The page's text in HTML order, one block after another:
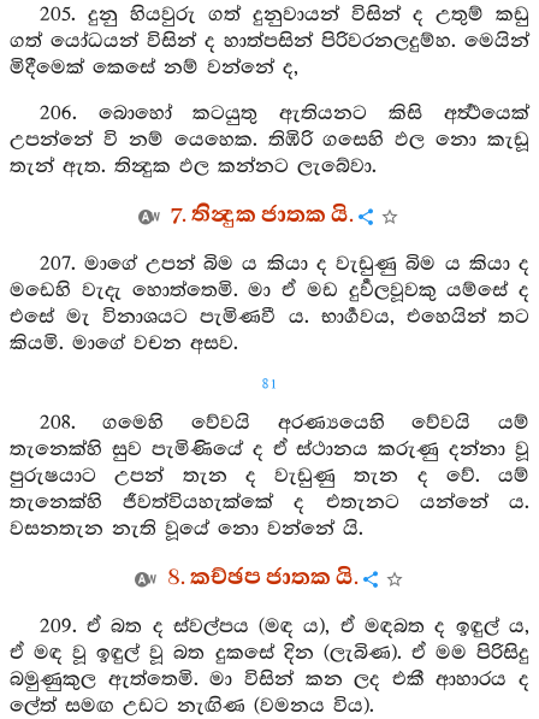
205. දුනු හියවුරු ගත් දුනුවායන් විසින් ද උතුම් කඩු
ගත් යෝධයන් විසින් ද හාත්පසින් පිරිවරනලදුම්හ. මෙයින්
මිදීමෙක් කෙසේ නම් වන්නේ ද,
206. බොහෝ කටයුතු ඇතියනට කිසි අර්‍ත්‍ථයෙක්
උපන්නේ වි නම් යෙහෙක. තිඹිරි ගසෙහි ඵල නො කැඩූ
තැන් ඇත. තින්‍දුක ඵල කන්නට ලැබේවා.
7. තින්‍දුක ජාතක යි.
207. මාගේ උපන් බිම ය කියා ද වැඩුණු බිම ය කියා ද
මඩෙහි වැදැ හොත්තෙමි. මා ඒ මඩ දුර්‍වලවූවකු යම්සේ ද
එසේ මැ විනාශයට පැමිණවී ය. භාර්‍ගවය, එහෙයින් තට
කියමි. මාගේ වචන අසව.
81
208. ගමෙහි වේවයි අරණ්‍යයෙහි වේවයි යම්
තැනෙක්හි සුව පැමිණියේ ද ඒ ස්ථානය කරුණු දන්නා වූ
පුරුෂයාට උපන් තැන ද වැඩුණු තැන ද වේ. යම්
තැනෙක්හි ජීවත්වියහැක්කේ ද එතැනට යන්නේ ය.
වසනතැන නැති වූයේ නො වන්නේ යි.
8. කච්ඡප ජාතක යි.
209. ඒ බත ද ස්වල්පය (මඳ ය), ඒ මඳබත ද ඉඳුල් ය,
ඒ මඳ වූ ඉඳුල් වූ බත දුකසේ දින (ලැබිණ). ඒ මම පිරිසිදු
බමුණුකුල ඇත්තෙමි. මා විසින් කන ලද එකී ආහාරය ද
ලේත් සමඟ උඩට නැඟිණ (වමනය විය).